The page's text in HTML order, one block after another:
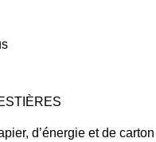
d’énergie et de carton